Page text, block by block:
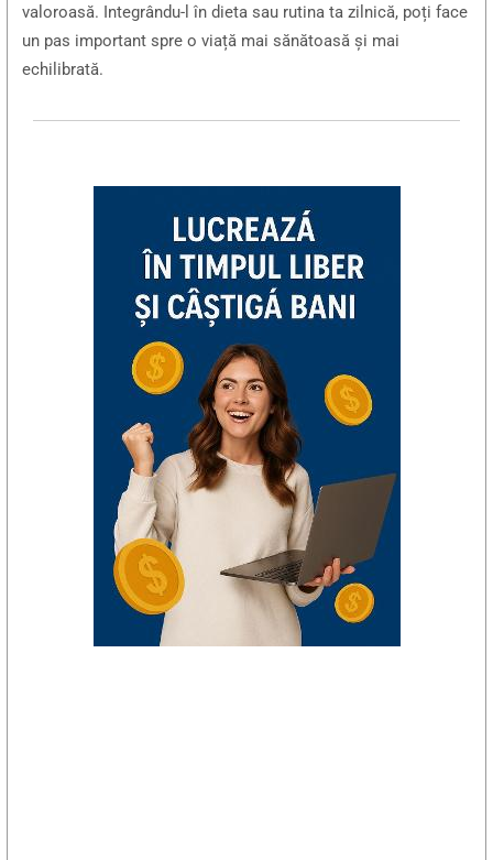
valoroasă. Integrându-l în dieta sau rutina ta zilnică, poți face
un pas important spre o viață mai sănătoasă și mai
echilibrată.